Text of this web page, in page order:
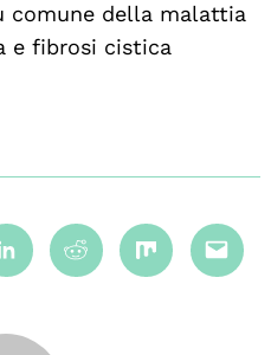
comune della malattia
e fibrosi cistica
LinkedinRedditMix